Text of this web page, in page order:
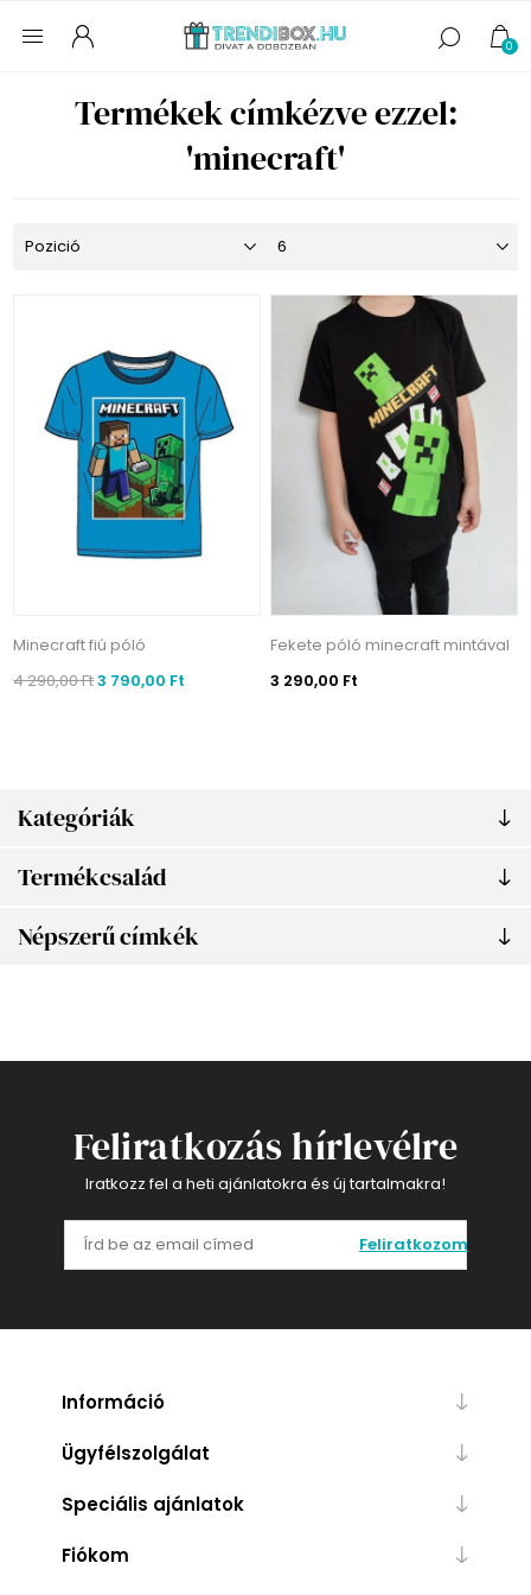
0
Kategóriák
Termékcsalád
Népszerű címkék
Termékek címkézve ezzel:
'minecraft'
Minecraft fiú póló
4 290,00 Ft3 790,00 Ft
Fekete póló minecraft mintával
3 290,00 Ft
Feliratkozás hírlevélre
Iratkozz fel a heti ajánlatokra és új tartalmakra!
Feliratkozom
Információ
Ügyfélszolgálat
Speciális ajánlatok
Fiókom